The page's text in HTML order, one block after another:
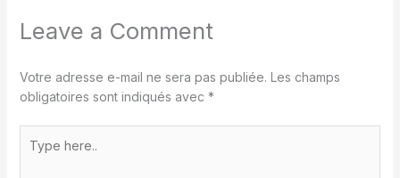
Leave a Comment
Votre adresse e-mail ne sera pas publiée. Les champs
obligatoires sont indiqués avec *
here..